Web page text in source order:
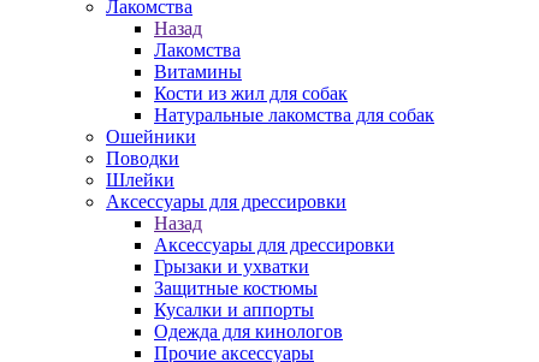
Лакомства
Назад
Лакомства
Витамины
Кости из жил для собак
Натуральные лакомства для собак
Ошейники
Поводки
Шлейки
Аксессуары для дрессировки
Назад
Аксессуары для дрессировки
Грызаки и ухватки
Защитные костюмы
Кусалки и аппорты
Одежда для кинологов
Прочие аксессуары